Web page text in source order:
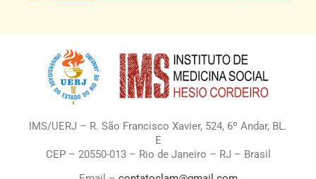
IMS/UERJ – R. São Francisco Xavier, 524, 6º Andar, BL.
E
CEP – 20550-013 – Rio de Janeiro – RJ – Brasil